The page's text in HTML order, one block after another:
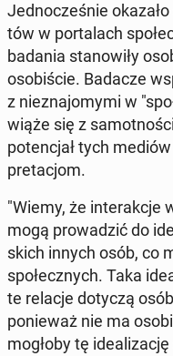
Jed­no­cze­śnie
tów w por­ta­lach
badania sta­no­wi­ły
oso­bi­ście. Badacze
z nie­zna­jo­my­mi w
wiąże się z
po­ten­cjał tych
pre­ta­cjom.
"Wiemy, że in­te­rak­cje
mogą pro­wa­dzić do
skich innych osób, co
spo­łecz­nych. Taka
te relacje dotyczą
po­nie­waż nie ma
mogłoby tę